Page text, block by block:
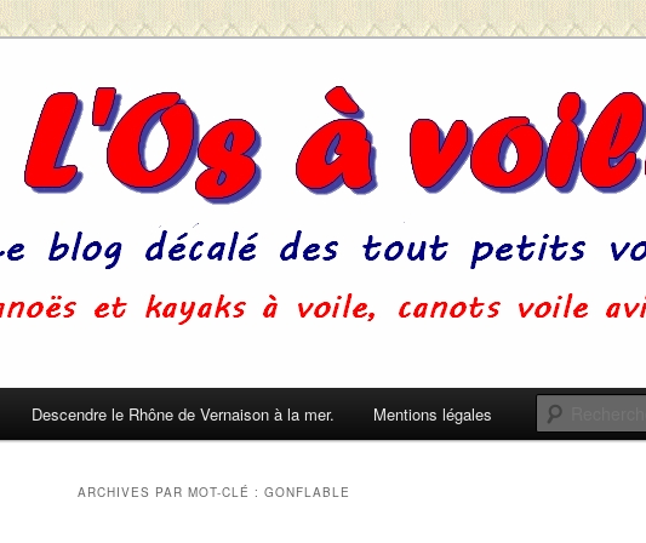
Descendre le Rhône de Vernaison à la mer. Mentions légales
ARCHIVES PAR MOT-CLÉ : GONFLABLE